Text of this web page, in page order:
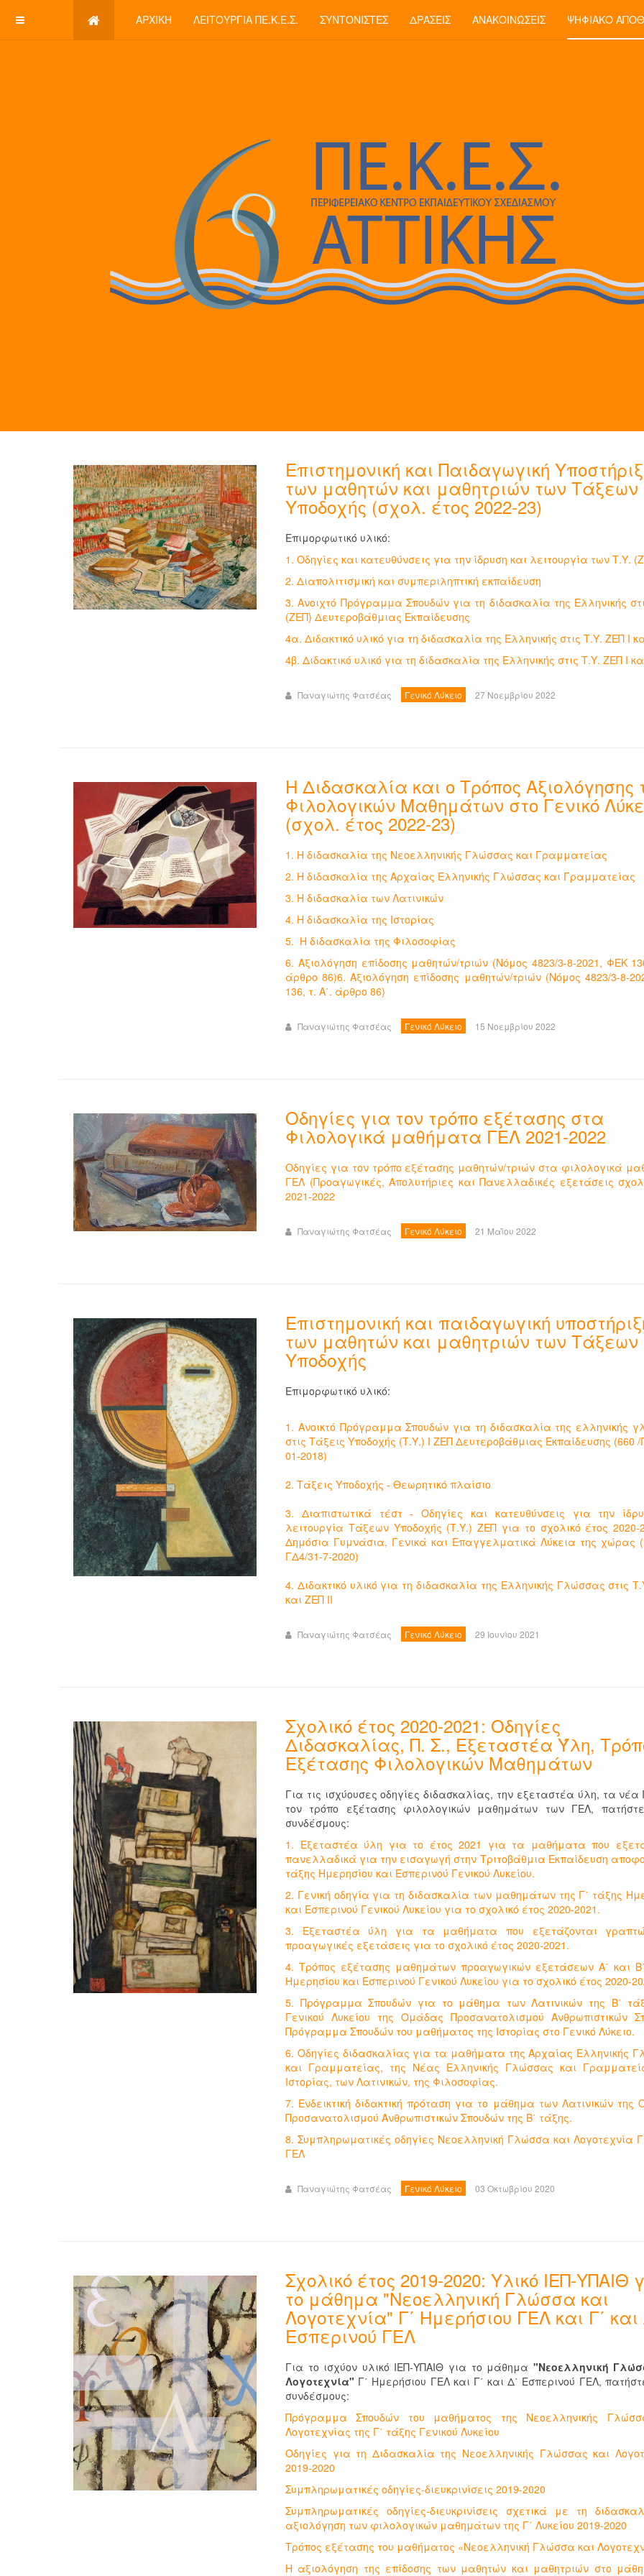
ΑΡΧΙΚΉ ΛΕΙΤΟΥΡΓΊΑ ΠΕ.Κ.Ε.Σ. ΣΥΝΤΟΝΙΣΤΈΣ ΔΡΆΣΕΙΣ ΑΝΑΚΟΙΝΏΣΕΙΣ ΨΗΦΙΑΚΌ
Επιστημονική και Παιδαγωγική
των μαθητών και μαθητριών των Τάξεων
Υποδοχής (σχολ. έτος 2022-23)
Επιμορφωτικό υλικό:
1. Οδηγίες και κατευθύνσεις για την ίδρυση και λειτουργία των Τ.Υ.
2. Διαπολιτισμική και συμπεριληπτική εκπαίδευση
3. Ανοιχτό Πρόγραμμα Σπουδών για τη διδασκαλία της Ελληνικής
(ΖΕΠ) Δευτεροβάθμιας Εκπαίδευσης
4α. Διδακτικό υλικό για τη διδασκαλία της Ελληνικής στις Τ.Υ. ΖΕΠ Ι
4β. Διδακτικό υλικό για τη διδασκαλία της Ελληνικής στις Τ.Υ. ΖΕΠ Ι
Παναγιώτης Φατσέας Γενικό Λύκειο 27 Νοεμβρίου 2022
Η Διδασκαλία και ο Τρόπος Αξιολόγησης
Φιλολογικών Μαθημάτων στο Γενικό
(σχολ. έτος 2022-23)
1. Η διδασκαλία της Νεοελληνικής Γλώσσας και Γραμματείας
2. Η διδασκαλία της Αρχαίας Ελληνικής Γλώσσας και Γραμματείας
3. Η διδασκαλία των Λατινικών
4. Η διδασκαλία της Ιστορίας
5. Η διδασκαλία της Φιλοσοφίας
6. Αξιολόγηση επίδοσης μαθητών/τριών (Νόμος 4823/3-8-2021, ΦΕΚ
άρθρο 86)6. Αξιολόγηση επίδοσης μαθητών/τριών (Νόμος 4823/3-8-
136, τ. Α΄. άρθρο 86)
Παναγιώτης Φατσέας Γενικό Λύκειο 15 Νοεμβρίου 2022
Οδηγίες για τον τρόπο εξέτασης στα
Φιλολογικά μαθήματα ΓΕΛ 2021-2022
Οδηγίες για τον τρόπο εξέτασης μαθητών/τριών στα φιλολογικά
ΓΕΛ (Προαγωγικές, Απoλυτήριες και Πανελλαδικές εξετάσεις
2021-2022
Παναγιώτης Φατσέας Γενικό Λύκειο 21 Μαΐου 2022
Επιστημονική και παιδαγωγική
των μαθητών και μαθητριών των Τάξεων
Υποδοχής
Επιμορφωτικό υλικό:
1. Ανοικτό Πρόγραμμα Σπουδών για τη διδασκαλία της ελληνικής
στις Τάξεις Υποδοχής (Τ.Υ.) Ι ΖΕΠ Δευτεροβάθμιας Εκπαίδευσης (660 /
01-2018)
2. Τάξεις Υποδοχής - Θεωρητικό πλαίσιο
3. Διαπιστωτικά τέστ - Οδηγίες και κατευθύνσεις για την
λειτουργία Τάξεων Υποδοχής (Τ.Υ.) ΖΕΠ για το σχολικό έτος 2020-
Δημόσια Γυμνάσια, Γενικά και Επαγγελματικά Λύκεια της χώρας
ΓΔ4/31-7-2020)
4. Διδακτικό υλικό για τη διδασκαλία της Ελληνικής Γλώσσας στις
και ΖΕΠ ΙΙ
Παναγιώτης Φατσέας Γενικό Λύκειο 29 Ιουνίου 2021
Σχολικό έτος 2020-2021: Οδηγίες
Διδασκαλίας, Π. Σ., Εξεταστέα Ύλη,
Εξέτασης Φιλολογικών Μαθημάτων
Για τις ισχύουσες οδηγίες διδασκαλίας, την εξεταστέα ύλη, τα νέα
τον τρόπο εξέτασης φιλολογικών μαθημάτων των ΓΕΛ,
συνδέσμους:
1. Εξεταστέα ύλη για το έτος 2021 για τα μαθήματα που
πανελλαδικά για την εισαγωγή στην Τριτοβάθμια Εκπαίδευση
τάξης Ημερησίου και Εσπερινού Γενικού Λυκείου.
2. Γενική οδηγία για τη διδασκαλία των μαθημάτων της Γ΄ τάξης
και Εσπερινού Γενικού Λυκείου για το σχολικό έτος 2020-2021.
3. Εξεταστέα ύλη για τα μαθήματα που εξετάζονται
προαγωγικές εξετάσεις για το σχολικό έτος 2020-2021.
4. Τρόπος εξέτασης μαθημάτων προαγωγικών εξετάσεων Α΄ και
Ημερησίου και Εσπερινού Γενικού Λυκείου για το σχολικό έτος 2020-
5. Πρόγραμμα Σπουδών για το μάθημα των Λατινικών της Β΄
Γενικού Λυκείου της Ομάδας Προσανατολισμού Ανθρωπιστικών
Πρόγραμμα Σπουδών του μαθήματος της Ιστορίας στο Γενικό Λύκειο.
6. Οδηγίες διδασκαλίας για τα μαθήματα της Αρχαίας Ελληνικής
και Γραμματείας, της Νέας Ελληνικής Γλώσσας και
Ιστορίας, των Λατινικών, της Φιλοσοφίας.
7. Ενδεικτική διδακτική πρόταση για το μάθημα των Λατινικών της
Προσανατολισμού Ανθρωπιστικών Σπουδών της Β΄ τάξης.
8. Συμπληρωματικές οδηγίες Νεοελληνική Γλώσσα και Λογοτεχνία
ΓΕΛ
Παναγιώτης Φατσέας Γενικό Λύκειο 03 Οκτωβρίου 2020
Σχολικό έτος 2019-2020: Υλικό ΙΕΠ-ΥΠΑΙΘ
το μάθημα "Νεοελληνική Γλώσσα και
Λογοτεχνία" Γ΄ Ημερήσιου ΓΕΛ και Γ΄ και
Εσπερινού ΓΕΛ
Για το ισχύον υλικό ΙΕΠ-ΥΠΑΙΘ για το μάθημα "Νεοελληνική
Λογοτεχνία" Γ΄ Ημερήσιου ΓΕΛ και Γ΄ και Δ΄ Εσπερινού ΓΕΛ,
συνδέσμους:
Πρόγραμμα Σπουδών του μαθήματος της Νεοελληνικής
Λογοτεχνίας της Γ΄ τάξης Γενικού Λυκείου
Οδηγίες για τη Διδασκαλία της Νεοελληνικής Γλώσσας και
2019-2020
Συμπληρωματικές οδηγίες-διευκρινίσεις 2019-2020
Συμπληρωματικές οδηγίες-διευκρινίσεις σχετικά με τη
αξιολόγηση των φιλολογικών μαθημάτων της Γ΄ Λυκείου 2019-2020
Τρόπος εξέτασης του μαθήματος «Νεοελληνική Γλώσσα και
Η αξιολόγηση της επίδοσης των μαθητών και μαθητριών στο